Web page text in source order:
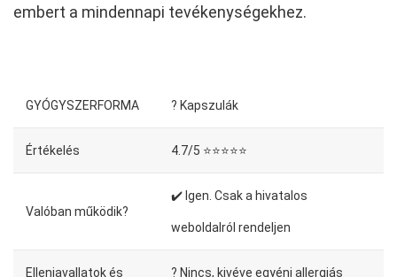
embert a mindennapi tevékenységekhez.
GYÓGYSZERFORMA ? Kapszulák
Értékelés 4.7/5 ⭐⭐⭐⭐⭐
Valóban működik?
✔️ Igen. Csak a hivatalos
weboldalról rendeljen
Ellenjavallatok és ? Nincs, kivéve egyéni allergiás